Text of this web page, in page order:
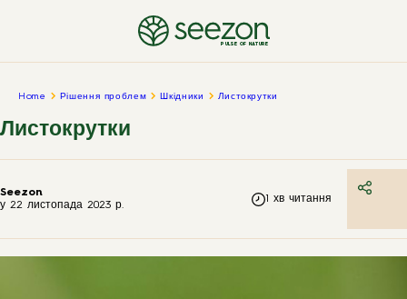
PULSE OF NATURE
Home Рішення проблем Шкідники Листокрутки
Листокрутки
Seezon
у 22 листопада 2023 р.
1 хв читання